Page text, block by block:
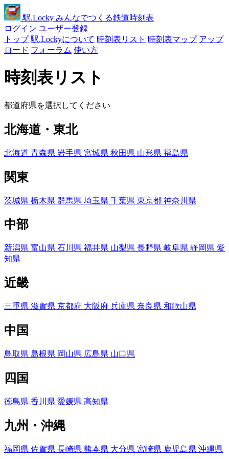
駅.Locky みんなでつくる鉄道時刻表
ログイン ユーザー登録
トップ 駅.Lockyについて 時刻表リスト 時刻表マップ アップ
ロード フォーラム 使い方
時刻表リスト
都道府県を選択してください
北海道・東北
北海道 青森県 岩手県 宮城県 秋田県 山形県 福島県
関東
茨城県 栃木県 群馬県 埼玉県 千葉県 東京都 神奈川県
中部
新潟県 富山県 石川県 福井県 山梨県 長野県 岐阜県 静岡県 愛
知県
近畿
三重県 滋賀県 京都府 大阪府 兵庫県 奈良県 和歌山県
中国
鳥取県 島根県 岡山県 広島県 山口県
四国
徳島県 香川県 愛媛県 高知県
九州・沖縄
福岡県 佐賀県 長崎県 熊本県 大分県 宮崎県 鹿児島県 沖縄県